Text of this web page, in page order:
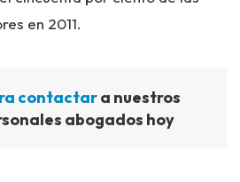
en 2011.
contactara nuestros
abogados hoy